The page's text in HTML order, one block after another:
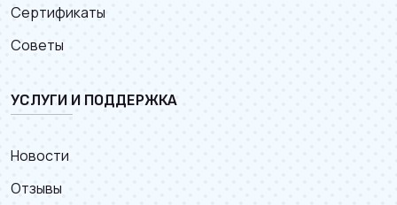
Сертификаты
Советы
УСЛУГИ И ПОДДЕРЖКА
Новости
Отзывы